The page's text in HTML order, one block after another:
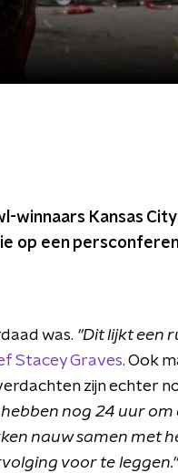
winnaars Kansas
op een
was. "Dit lijkt een
Stacey Graves. Ook
zijn echter
hebben nog 24 uur om
nauw samen met
voor te leggen."